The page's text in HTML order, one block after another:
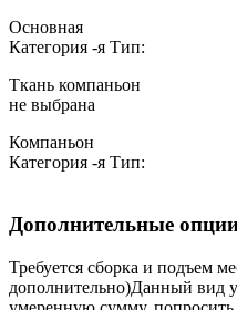
Основная
Категория -я Тип:
Ткань компаньон
не выбрана
Компаньон
Категория -я Тип:
Дополнительные
Требуется сборка и подъем
дополнительно)Данный вид